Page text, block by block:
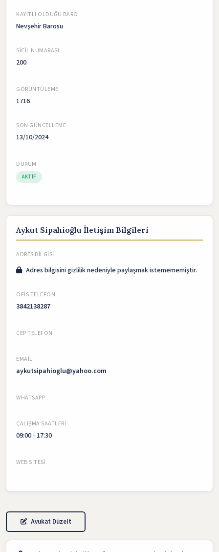
KAYITLI OLDUĞU BARO
Nevşehir Barosu
SICIL NUMARASI
200
GÖRÜNTÜLEME
1716
SON GÜNCELLEME
13/10/2024
DURUM
AKTIF
Aykut Sipahioğlu İletişim Bilgileri
ADRES BILGISI
Adres bilgisini gizlilik nedeniyle paylaşmak istemememiştir.
OFIS TELEFON
3842138287
CEP TELEFON
EMAIL
aykutsipahioglu@yahoo.com
WHATSAPP
ÇALIŞMA SAATLERI
09:00 - 17:30
WEB SITESI
Avukat Düzelt